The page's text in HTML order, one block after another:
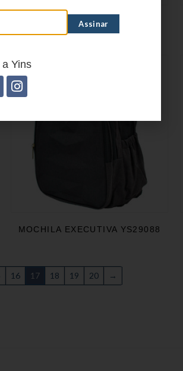
MOCHILA EXECUTIVA YS28162
MOCHILA EXECUTIVA YS29088
16 17 18 19 20 →
a Yins